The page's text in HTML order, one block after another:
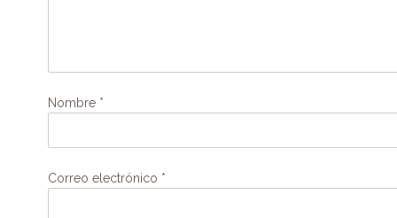
Nombre *
Correo electrónico *